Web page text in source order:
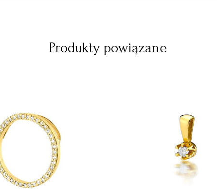
Produkty powiązane